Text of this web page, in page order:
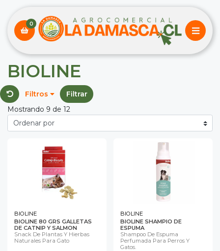
0
BIOLINE
Filtros
Filtrar
Mostrando 9 de 12
BIOLINE
BIOLINE 80 GRS GALLETAS
DE CATNIP Y SALMON
Snack De Plantas Y Hierbas
Naturales Para Gato
BIOLINE
BIOLINE SHAMPIO DE
ESPUMA
Shampoo De Espuma
Perfumada Para Perros Y
Gatos.